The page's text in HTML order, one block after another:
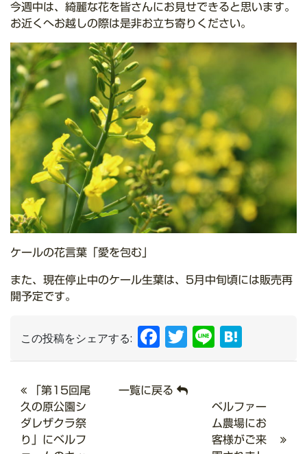
今週中は、綺麗な花を皆さんにお見せできると思います。
お近くへお越しの際は是非お立ち寄りください。
ケールの花言葉「愛を包む」
また、現在停止中のケール生葉は、5月中旬頃には販売再
開予定です。
この投稿をシェアする: Facebook
Twitter
Line
「第15回尾
久の原公園シ
ダレザクラ祭
り」にベルフ
一覧に戻る
ベルファー
ム農場にお
客様がご来